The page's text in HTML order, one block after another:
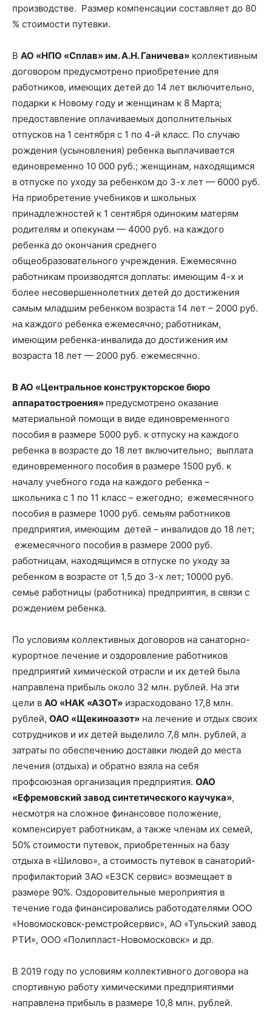
производстве. Размер компенсации составляет до 80
% стоимости путевки.
В АО «НПО «Сплав» им. А.Н. Ганичева» коллективным
договором предусмотрено приобретение для
работников, имеющих детей до 14 лет включительно,
подарки к Новому году и женщинам к 8 Марта;
предоставление оплачиваемых дополнительных
отпусков на 1 сентября с 1 по 4-й класс. По случаю
рождения (усыновления) ребенка выплачивается
единовременно 10 000 руб.; женщинам, находящимся
в отпуске по уходу за ребенком до 3-х лет — 6000 руб.
На приобретение учебников и школьных
принадлежностей к 1 сентября одиноким матерям
родителям и опекунам — 4000 руб. на каждого
ребенка до окончания среднего
общеобразовательного учреждения. Ежемесячно
работникам производятся доплаты: имеющим 4-х и
более несовершеннолетних детей до достижения
самым младшим ребенком возраста 14 лет – 2000 руб.
на каждого ребенка ежемесячно; работникам,
имеющим ребенка-инвалида до достижения им
возраста 18 лет — 2000 руб. ежемесячно.
В АО «Центральное конструкторское бюро
аппаратостроения» предусмотрено оказание
материальной помощи в виде единовременного
пособия в размере 5000 руб. к отпуску на каждого
ребенка в возрасте до 18 лет включительно; выплата
единовременного пособия в размере 1500 руб. к
началу учебного года на каждого ребенка –
школьника с 1 по 11 класс – ежегодно; ежемесячного
пособия в размере 1000 руб. семьям работников
предприятия, имеющим детей – инвалидов до 18 лет;
ежемесячного пособия в размере 2000 руб.
работницам, находящимся в отпуске по уходу за
ребенком в возрасте от 1,5 до 3-х лет; 10000 руб.
семье работницы (работника) предприятия, в связи с
рождением ребенка.
По условиям коллективных договоров на санаторно-
курортное лечение и оздоровление работников
предприятий химической отрасли и их детей была
направлена прибыль около 32 млн. рублей. На эти
цели в АО «НАК «АЗОТ» израсходовано 17,8 млн.
рублей, ОАО «Щекиноазот» на лечение и отдых своих
сотрудников и их детей выделило 7,8 млн. рублей, а
затраты по обеспечению доставки людей до места
лечения (отдыха) и обратно взяла на себя
профсоюзная организация предприятия. ОАО
«Ефремовский завод синтетического каучука»,
несмотря на сложное финансовое положение,
компенсирует работникам, а также членам их семей,
50% стоимости путевок, приобретенных на базу
отдыха в «Шилово», а стоимость путевок в санаторий-
профилакторий ЗАО «ЕЗСК сервис» возмещает в
размере 90%. Оздоровительные мероприятия в
течение года финансировались работодателями ООО
«Новомосковск-ремстройсервис», АО «Тульский завод
РТИ», ООО «Полипласт-Новомосковск» и др.
В 2019 году по условиям коллективного договора на
спортивную работу химическими предприятиями
направлена прибыль в размере 10,8 млн. рублей.